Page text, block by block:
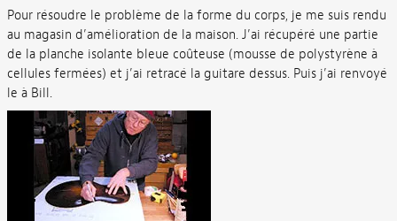
Pour résoudre le problème de la forme du corps, je me suis rendu
au magasin d’amélioration de la maison. J’ai récupéré une partie
de la planche isolante bleue coûteuse (mousse de polystyrène à
cellules fermées) et j’ai retracé la guitare dessus. Puis j’ai renvoyé
le à Bill.